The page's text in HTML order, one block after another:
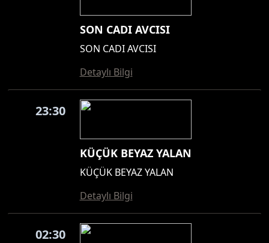
SON CADI AVCISI
SON CADI AVCISI
Detaylı Bilgi
23:30
KÜÇÜK BEYAZ YALAN
KÜÇÜK BEYAZ YALAN
Detaylı Bilgi
02:30